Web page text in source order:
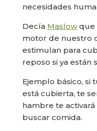
necesidades
Decía Maslowque
motor de nuestro
estimulan para
reposo si ya están
Ejemplo básico, si
está cubierta, te
hambre te
buscar comida.